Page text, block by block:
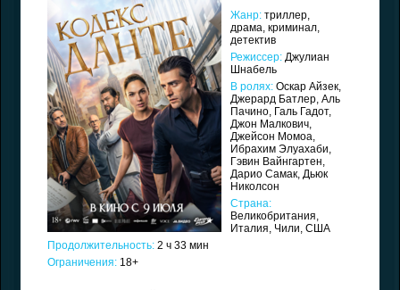
Жанр: триллер,
драма, криминал,
детектив
Режиссер: Джулиан
Шнабель
В ролях: Оскар Айзек,
Джерард Батлер, Аль
Пачино, Галь Гадот,
Джон Малкович,
Джейсон Момоа,
Ибрахим Элуахаби,
Гэвин Вайнгартен,
Дарио Самак, Дьюк
Николсон
Страна:
Великобритания,
Италия, Чили, США
Продолжительность: 2 ч 33 мин
Ограничения: 18+